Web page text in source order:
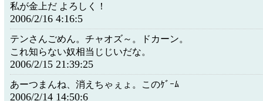
私が金上だ よろしく！
2006/2/16 4:16:5
テンさんごめん。チャオズ～。ドカーン。
これ知らない奴相当じじいだな。
2006/2/15 21:39:25
あーつまんね、消えちゃぇょ。このｹﾞｰﾑ
2006/2/14 14:50:6